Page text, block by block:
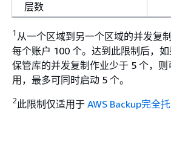
层数
1 从一个区域到另一个区域的并发复
每个账户 100 个。达到此限制后，
保管库的并发复制作业少于 5 个，
用，最多可同时启动 5 个。
2此限制仅适用于 AWS Backup完全